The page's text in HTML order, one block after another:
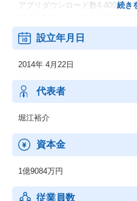
アプリダウンロード数4,400万を
なる情報が集まり、人のあたた
います。
【TRILL】
TRILL (トリル) はあなたらしさ
タイルプラットフォームです。
【レシチャレ】
まるごとお得に変えるアプリで
ルチラシ)の閲覧数、お買い物後
設立年月日
2014年 4月22日
代表者
堀江裕介
資本金
1億9084万円
従業員数